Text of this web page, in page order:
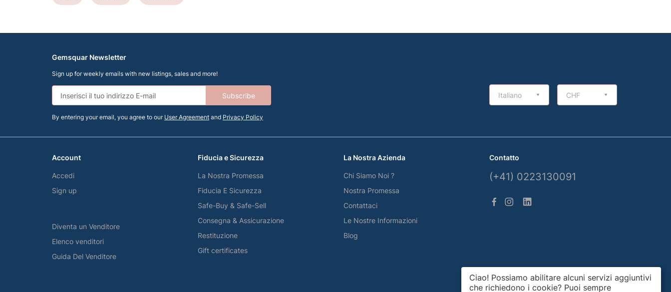
Gemsquar Newsletter
Sign up for weekly emails with new listings, sales and more!
Subscribe
By entering your email, you agree to our User Agreement and Privacy Policy
Italiano CHF
Account
Accedi
Sign up
Diventa un Venditore
Elenco venditori
Guida Del Venditore
Fiducia e Sicurezza
La Nostra Promessa
Fiducia E Sicurezza
Safe-Buy & Safe-Sell
Consegna & Assicurazione
Restituzione
Gift certificates
La Nostra Azienda
Chi Siamo Noi ?
Nostra Promessa
Contattaci
Le Nostre Informazioni
Blog
Contatto
(+41) 0223130091
Ciao! Possiamo abilitare alcuni servizi aggiuntivi
che richiedono i cookie? Puoi sempre